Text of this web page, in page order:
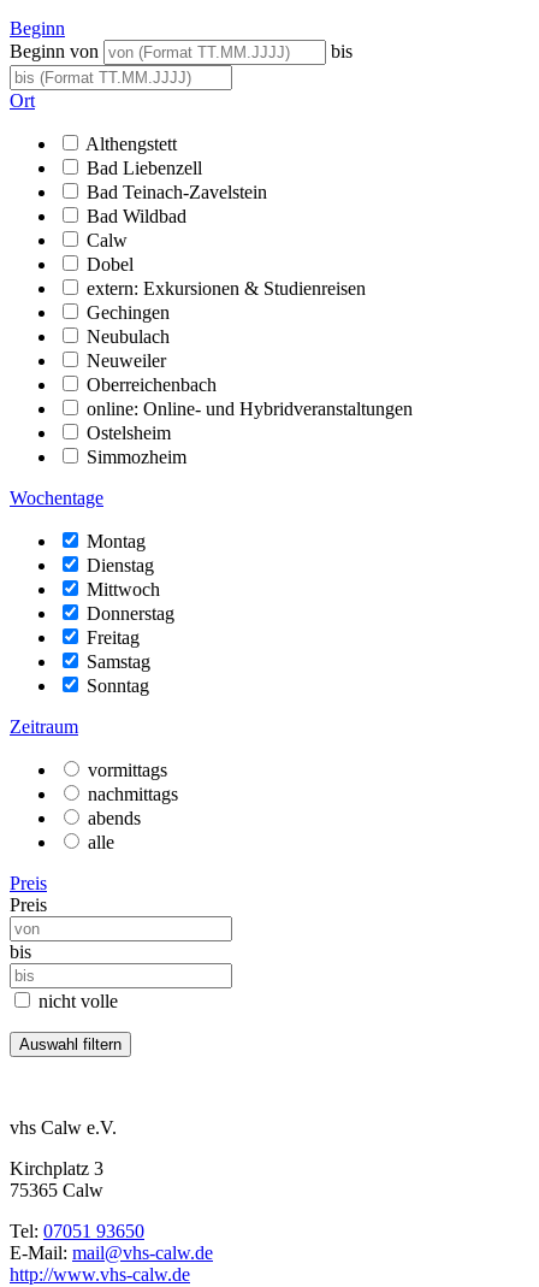
Beginn
Beginn von
bis
Ort
Althengstett
Bad Liebenzell
Bad Teinach-Zavelstein
Bad Wildbad
Calw
Dobel
extern: Exkursionen & Studienreisen
Gechingen
Neubulach
Neuweiler
Oberreichenbach
online: Online- und Hybridveranstaltungen
Ostelsheim
Simmozheim
Wochentage
Montag
Dienstag
Mittwoch
Donnerstag
Freitag
Samstag
Sonntag
Zeitraum
vormittags
nachmittags
abends
alle
Preis
Preis
bis
nicht volle
vhs Calw e.V.
Kirchplatz 3
75365 Calw
Tel: 07051 93650
E-Mail: mail@vhs-calw.de
http://www.vhs-calw.de